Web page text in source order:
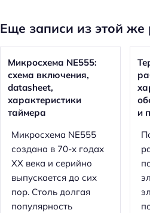
Еще записи из этой же
Микросхема NE555:
схема включения,
datasheet,
характеристики
таймера
Микросхема NE555
создана в 70-х годах
XX века и серийно
выпускается до сих
пор. Столь долгая
популярность
и